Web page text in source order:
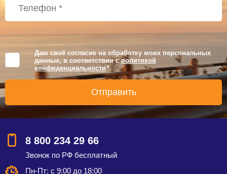
Даю своё согласие на обработку моих персональных
данных, в соответствии сполитикой
конфиденциальности *
8 800 234 29 66
Звонок по РФ бесплатный
Пн-Пт: с 9:00 до 18:00